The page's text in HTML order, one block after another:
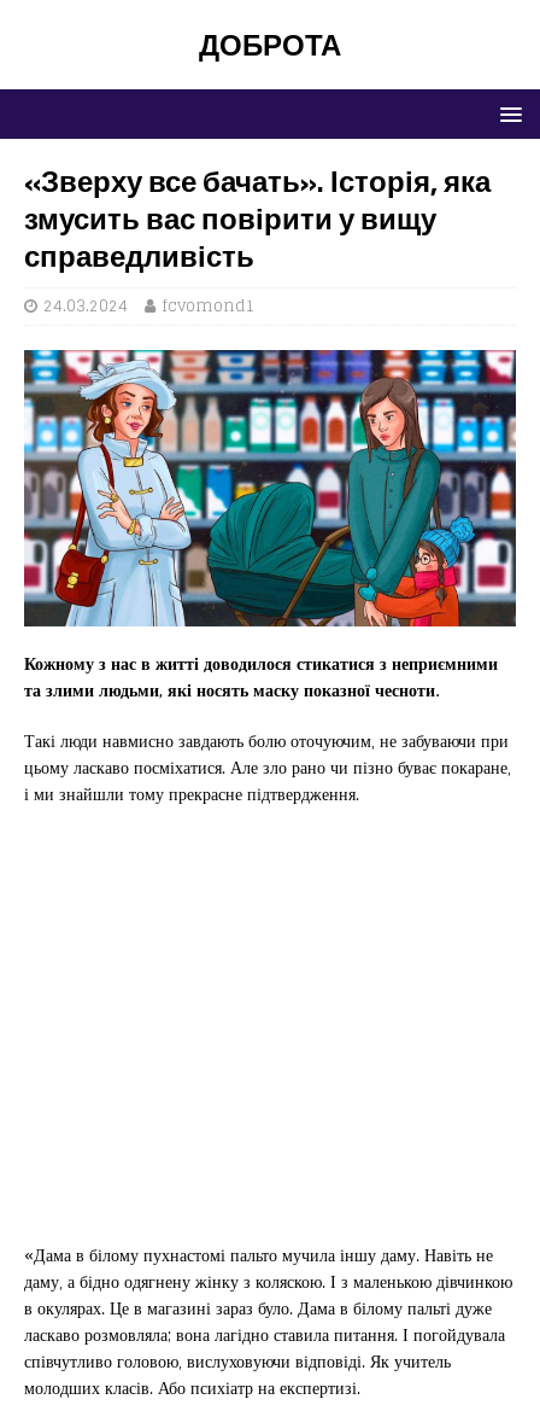
ДОБРОТА
«Зверху все бачать». Історія, яка
змусить вас повірити у вищу
справедливість
24.03.2024 fcvomond1
Кожному з нас в житті доводилося стикатися з неприємними
та злими людьми, які носять маску показної чесноти.
Такі люди навмисно завдають болю оточуючим, не забуваючи при
цьому ласкаво посміхатися. Але зло рано чи пізно буває покаране,
і ми знайшли тому прекрасне підтвердження.
«Дама в білому пухнастомі пальто мучила іншу даму. Навіть не
даму, а бідно одягнену жінку з коляскою. І з маленькою дівчинкою
в окулярах. Це в магазині зараз було. Дама в білому пальті дуже
ласкаво розмовляла; вона лагідно ставила питання. І погойдувала
співчутливо головою, вислуховуючи відповіді. Як учитель
молодших класів. Або психіатр на експертизі.